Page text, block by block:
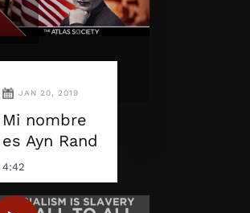
JAN 20, 2019
Mi nombre
es Ayn Rand
4:42